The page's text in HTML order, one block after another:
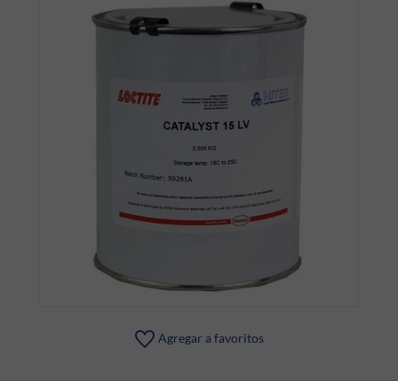
Agregar a favoritos